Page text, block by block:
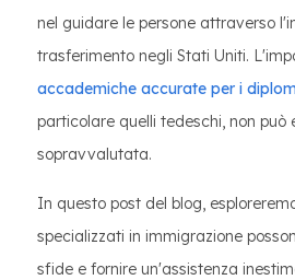
nel guidare le persone attraverso
trasferimento negli Stati Uniti.
accademiche accurate per i
particolare quelli tedeschi, non può
sopravvalutata.
In questo post del blog,
specializzati in immigrazione
sfide e fornire un'assistenza